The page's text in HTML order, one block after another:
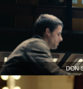
DON